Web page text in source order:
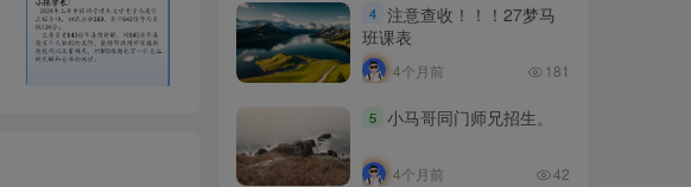
4 注意查收！！！27梦马
班课表
4个月前 181
5 小马哥同门师兄招生。
4个月前 42